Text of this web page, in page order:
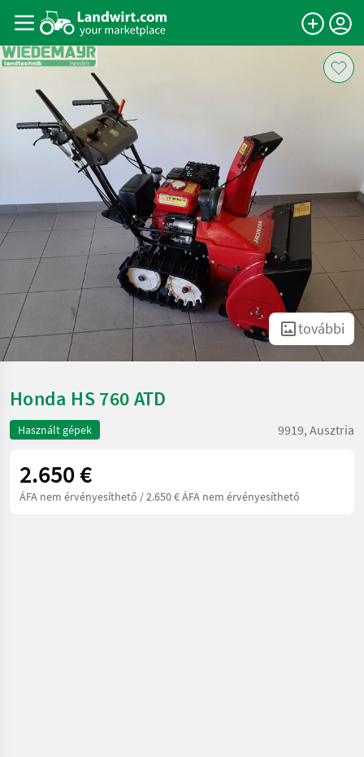
további
Honda HS 760 ATD
Használt gépek 9919, Ausztria
2.650 €
ÁFA nem érvényesíthető / 2.650 € ÁFA nem érvényesíthető